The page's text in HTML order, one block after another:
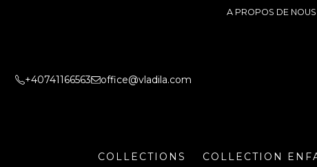
A PROPOS DE NOUS
+40741166563 office@vladila.com
COLLECTIONS COLLECTION